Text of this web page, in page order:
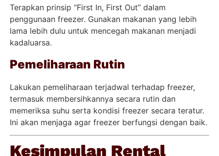
Terapkan prinsip “First In, First Out” dalam
penggunaan freezer. Gunakan makanan yang lebih
lama lebih dulu untuk mencegah makanan menjadi
kadaluarsa.
Pemeliharaan Rutin
Lakukan pemeliharaan terjadwal terhadap freezer,
termasuk membersihkannya secara rutin dan
memeriksa suhu serta kondisi freezer secara teratur.
Ini akan menjaga agar freezer berfungsi dengan baik.
Kesimpulan Rental